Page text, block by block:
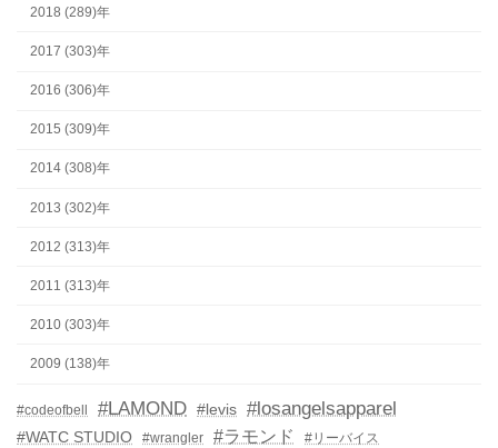
2018 (289)年
2017 (303)年
2016 (306)年
2015 (309)年
2014 (308)年
2013 (302)年
2012 (313)年
2011 (313)年
2010 (303)年
2009 (138)年
#codeofbell #LAMOND #levis #losangelsapparel
#WATC STUDIO #wrangler #ラモンド
#リーバイス